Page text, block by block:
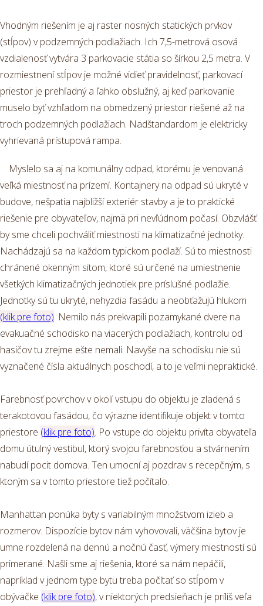
Vhodným riešením je aj raster nosných statických prvkov
(stĺpov) v podzemných podlažiach. Ich 7,5-metrová osová
vzdialenosť vytvára 3 parkovacie státia so šírkou 2,5 metra. V
rozmiestnení stĺpov je možné vidieť pravidelnosť, parkovací
priestor je prehľadný a ľahko obslužný, aj keď parkovanie
muselo byť vzhľadom na obmedzený priestor riešené až na
troch podzemných podlažiach. Nadštandardom je elektricky
vyhrievaná prístupová rampa.
Myslelo sa aj na komunálny odpad, ktorému je venovaná
veľká miestnosť na prízemí. Kontajnery na odpad sú ukryté v
budove, nešpatia najbližší exteriér stavby a je to praktické
riešenie pre obyvateľov, najmä pri nevľúdnom počasí. Obzvlášť
by sme chceli pochváliť miestnosti na klimatizačné jednotky.
Nachádzajú sa na každom typickom podlaží. Sú to miestnosti
chránené okenným sitom, ktoré sú určené na umiestnenie
všetkých klimatizačných jednotiek pre príslušné podlažie.
Jednotky sú tu ukryté, nehyzdia fasádu a neobťažujú hlukom
(klik pre foto). Nemilo nás prekvapili pozamykané dvere na
evakuačné schodisko na viacerých podlažiach, kontrolu od
hasičov tu zrejme ešte nemali. Navyše na schodisku nie sú
vyznačené čísla aktuálnych poschodí, a to je veľmi nepraktické.
Farebnosť povrchov v okolí vstupu do objektu je zladená s
terakotovou fasádou, čo výrazne identifikuje objekt v tomto
priestore (klik pre foto). Po vstupe do objektu privíta obyvateľa
domu útulný vestibul, ktorý svojou farebnosťou a stvárnením
nabudí pocit domova. Ten umocní aj pozdrav s recepčným, s
ktorým sa v tomto priestore tiež počítalo.
Manhattan ponúka byty s variabilným množstvom izieb a
rozmerov. Dispozície bytov nám vyhovovali, väčšina bytov je
umne rozdelená na dennú a nočnú časť, výmery miestností sú
primerané. Našli sme aj riešenia, ktoré sa nám nepáčili,
napríklad v jednom type bytu treba počítať so stĺpom v
obývačke (klik pre foto), v niektorých predsieňach je príliš veľa